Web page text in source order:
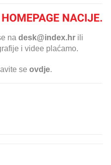
na desk@index.hr ili
i videe plaćamo.
se ovdje.